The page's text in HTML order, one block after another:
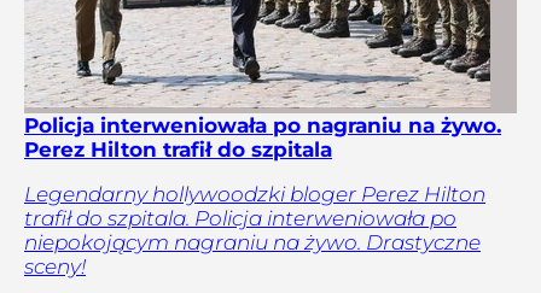
Policja interweniowała po nagraniu na żywo.
Perez Hilton trafił do szpitala
Legendarny hollywoodzki bloger Perez Hilton
trafił do szpitala. Policja interweniowała po
niepokojącym nagraniu na żywo. Drastyczne
sceny!